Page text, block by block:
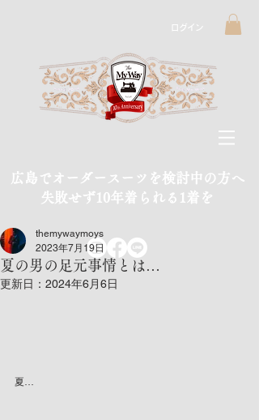
ログイン
広島でオーダースーツを検討中の方へ
​失敗せず10年着られる1着を
夏の男の足元事情とは…
themywaymoys
2023年7月19日
更新日： 2024年6月6日
夏…